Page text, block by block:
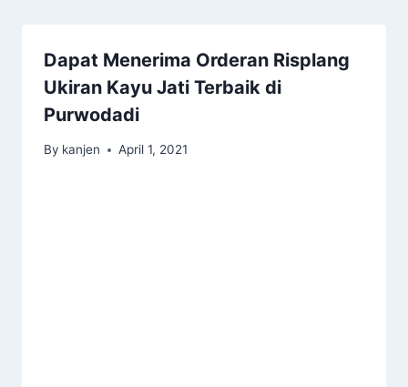
Dapat Menerima Orderan Risplang
Ukiran Kayu Jati Terbaik di
Purwodadi
By kanjen April 1, 2021